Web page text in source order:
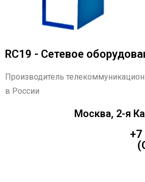
RC19 - Сетевое
Производитель
в России
Москва, 2-я